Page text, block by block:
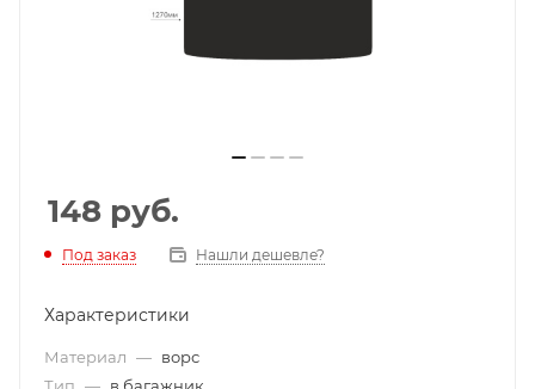
148 руб.
Под заказ Нашли дешевле?
Характеристики
Материал — ворс